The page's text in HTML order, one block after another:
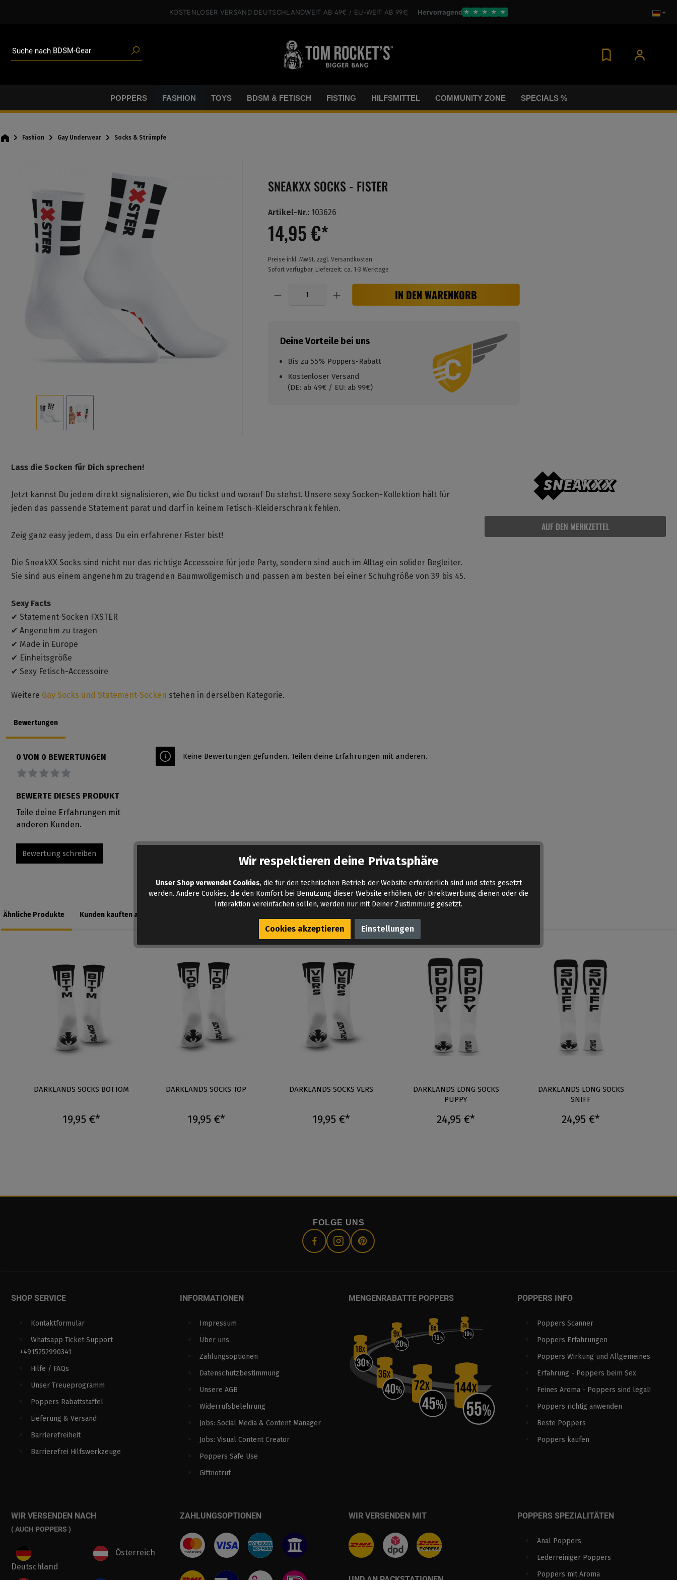
KOSTENLOSER VERSANDDEUTSCHLANDWEIT AB 49€ / EU-WEIT AB 99€ Hervorragend ★ ★ ★ ★ ★
POPPERS FASHION TOYS BDSM & FETISCH FISTING HILFSMITTEL COMMUNITY ZONE SPECIALS %
Fashion Gay Underwear Socks & Strümpfe
SNEAKXX SOCKS - FISTER
Artikel-Nr.: 103626
14,95 €*
Preise inkl. MwSt. zzgl. Versandkosten
Sofort verfügbar, Lieferzeit: ca. 1-3 Werktage
IN DEN WARENKORB
Deine Vorteile bei uns
Bis zu 55% Poppers-Rabatt
Kostenloser Versand
(DE: ab 49€ / EU: ab 99€)
AUF DEN MERKZETTEL
Lass die Socken für Dich sprechen!
Jetzt kannst Du jedem direkt signalisieren, wie Du tickst und worauf Du stehst. Unsere sexy Socken-Kollektion hält für
jeden das passende Statement parat und darf in keinem Fetisch-Kleiderschrank fehlen.
Zeig ganz easy jedem, dass Du ein erfahrener Fister bist!
Die SneakXX Socks sind nicht nur das richtige Accessoire für jede Party, sondern sind auch im Alltag ein solider Begleiter.
Sie sind aus einem angenehm zu tragenden Baumwollgemisch und passen am besten bei einer Schuhgröße von 39 bis 45.
Sexy Facts
✔ Statement-Socken FXSTER
✔ Angenehm zu tragen
✔ Made in Europe
✔ Einheitsgröße
✔ Sexy Fetisch-Accessoire
Weitere Gay Socks und Statement-Socken stehen in derselben Kategorie.
Bewertungen
0 VON 0 BEWERTUNGEN
Durchschnittliche Bewertung von 0 von 5 Sternen
BEWERTE DIESES PRODUKT
Teile deine Erfahrungen mit
anderen Kunden.
Bewertung schreiben
Keine Bewertungen gefunden. Teilen deine Erfahrungen mit anderen.
Ähnliche Produkte Kunden kauften auch
DARKLANDS SOCKS BOTTOM
19,95 €*
DARKLANDS SOCKS TOP
19,95 €*
DARKLANDS SOCKS VERS
19,95 €*
DARKLANDS LONG SOCKS
PUPPY
24,95 €*
DARKLANDS LONG SOCKS
SNIFF
24,95 €*
FOLGE UNS
SHOP SERVICE
Kontaktformular
Whatsapp Ticket-Support
+4915252990341
Hilfe / FAQs
Unser Treueprogramm
Poppers Rabattstaffel
Lieferung & Versand
Barrierefreiheit
Barrierefrei Hilfswerkzeuge
INFORMATIONEN
Impressum
Über uns
Zahlungsoptionen
Datenschutzbestimmung
Unsere AGB
Widerrufsbelehrung
Jobs: Social Media & Content Manager
Jobs: Visual Content Creator
Poppers Safe Use
Giftnotruf
MENGENRABATTE POPPERS POPPERS INFO
Poppers Scanner
Poppers Erfahrungen
Poppers Wirkung und Allgemeines
Erfahrung - Poppers beim Sex
Feines Aroma - Poppers sind legal!
Poppers richtig anwenden
Beste Poppers
Poppers kaufen
WIR VERSENDEN NACH
( AUCH POPPERS )
Deutschland
Österreich
ZAHLUNGSOPTIONEN WIR VERSENDEN MIT POPPERS SPEZIALITÄTEN
Anal Poppers
Lederreiniger Poppers
Poppers mit Aroma
Wir respektieren deine Privatsphäre
Unser Shop verwendet Cookies, die für den technischen Betrieb der Website erforderlich sind und stets gesetzt
werden. Andere Cookies, die den Komfort bei Benutzung dieser Website erhöhen, der Direktwerbung dienen oder die
Interaktion vereinfachen sollen, werden nur mit Deiner Zustimmung gesetzt.
Cookies akzeptieren Einstellungen
Suche nach BDSM-Gear
Poppers